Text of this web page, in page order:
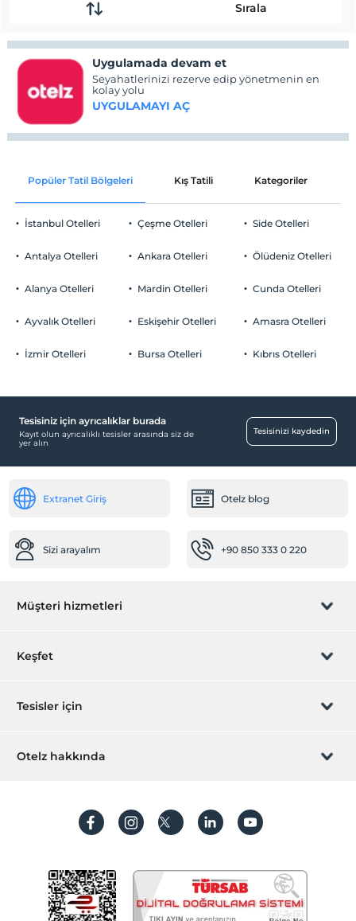
Sırala
Uygulamada devam et
Seyahatlerinizi rezerve edip yönetmenin en
kolay yolu
UYGULAMAYI AÇ
Popüler Tatil Bölgeleri Kış Tatili Kategoriler
İstanbul Otelleri
Antalya Otelleri
Alanya Otelleri
Ayvalık Otelleri
İzmir Otelleri
Çeşme Otelleri
Ankara Otelleri
Mardin Otelleri
Eskişehir Otelleri
Bursa Otelleri
Side Otelleri
Ölüdeniz Otelleri
Cunda Otelleri
Amasra Otelleri
Kıbrıs Otelleri
Tesisiniz için ayrıcalıklar burada
Kayıt olun ayrıcalıklı tesisler arasında siz de
yer alın
Tesisinizi kaydedin
Extranet Giriş Otelz blog
Sizi arayalım +90 850 333 0 220
Müşteri hizmetleri
Rezervasyon yönet
Sıkça sorulan sorular
İşlem rehberi
Keşfet
Hediye Kart
Hesap oluştur
Tesisler için
Hemen tesisinizi ekleyin
Otelz hakkında
Koşullar ve şartlar